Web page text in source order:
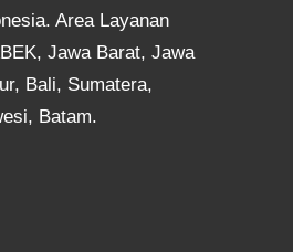
Area Layanan
Jawa Barat, Jawa
Bali, Sumatera,
Batam.